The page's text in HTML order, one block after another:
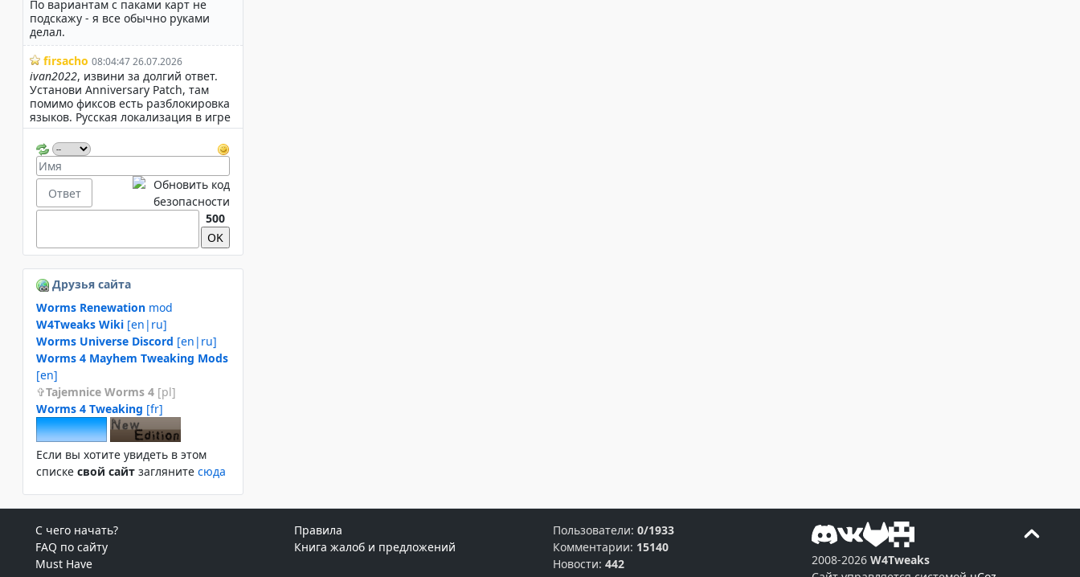
500
Друзья сайта
Worms Renewation mod
W4Tweaks Wiki [en|ru]
Worms Universe Discord [en|ru]
Worms 4 Mayhem Tweaking Mods
[en]
Tajemnice Worms 4 [pl]
Worms 4 Tweaking [fr]
Если вы хотите увидеть в этом
спиcке свой сайт загляните сюда
С чего начать?
FAQ по сайту
Must Have
Правила
Книга жалоб и предложений
Пользователи: 0/1933
Комментарии: 15140
Новости: 442
2008-2026 W4Tweaks